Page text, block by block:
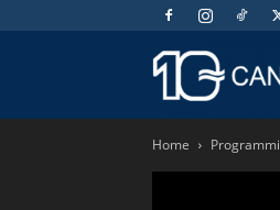
Home Programmi